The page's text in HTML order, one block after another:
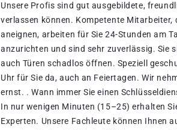
Unsere Profis sind gut ausgebildete,
verlassen können. Kompetente Mitarbeiter,
aneignen, arbeiten für Sie 24-Stunden am
anzurichten und sind sehr zuverlässig. Sie
auch Türen schadlos öffnen. Speziell
Uhr für Sie da, auch an Feiertagen. Wir
ernst. . Wann immer Sie einen
In nur wenigen Minuten (15–25) erhalten
Experten. Unsere Fachleute können Ihnen